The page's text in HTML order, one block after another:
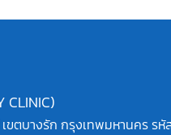
CLINIC)
ขตบางรัก กรุงเทพมหานคร ร